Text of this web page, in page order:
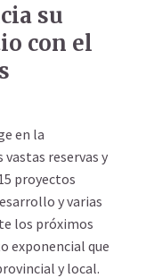
su
con el
en la
reservas y
proyectos
y varias
los próximos
exponencial que
y local.